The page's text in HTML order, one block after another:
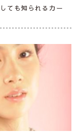
ても知られるカー